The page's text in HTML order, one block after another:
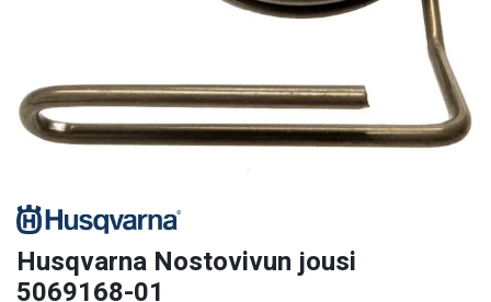
Husqvarna Nostovivun jousi
5069168-01